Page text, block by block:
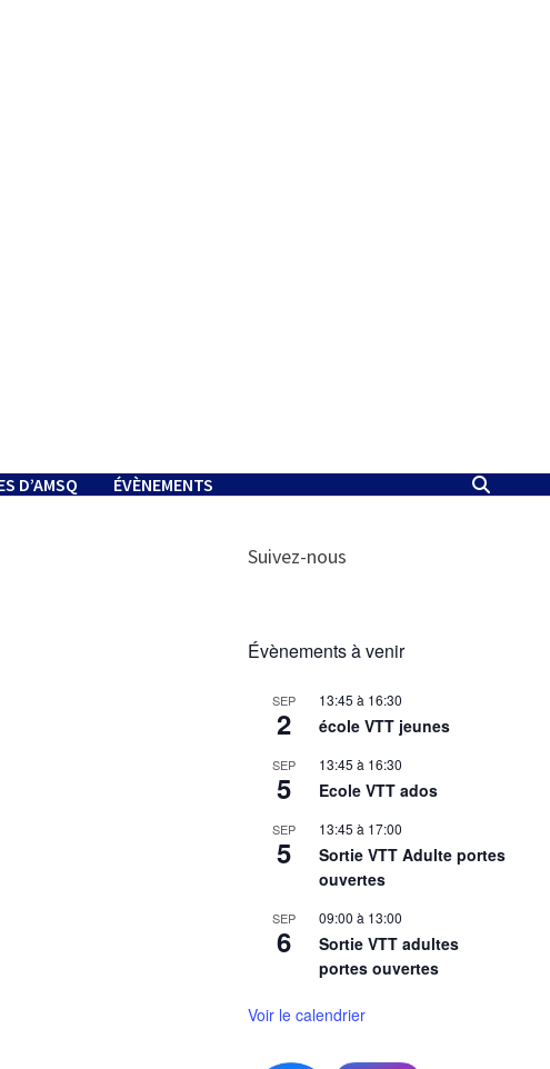
D’AMSQ ÉVÈNEMENTS
Suivez-nous
Évènements à venir
SEP
2
13:45 à 16:30
école VTT jeunes
SEP
5
13:45 à 16:30
Ecole VTT ados
SEP
5
13:45 à 17:00
Sortie VTT Adulte portes
ouvertes
SEP
6
09:00 à 13:00
Sortie VTT adultes
portes ouvertes
Voir le calendrier